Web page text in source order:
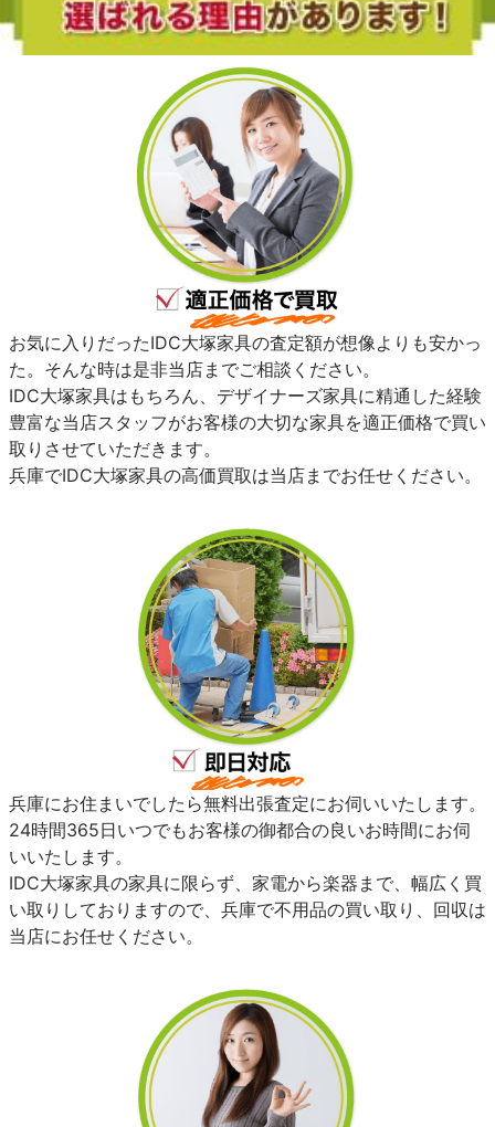
お気に入りだったIDC大塚家具の査定額が想像よりも安かっ
た。そんな時は是非当店までご相談ください。
IDC大塚家具はもちろん、デザイナーズ家具に精通した経験
豊富な当店スタッフがお客様の大切な家具を適正価格で買い
取りさせていただきます。
兵庫でIDC大塚家具の高価買取は当店までお任せください。
兵庫にお住まいでしたら無料出張査定にお伺いいたします。
24時間365日いつでもお客様の御都合の良いお時間にお伺
いいたします。
IDC大塚家具の家具に限らず、家電から楽器まで、幅広く買
い取りしておりますので、兵庫で不用品の買い取り、回収は
当店にお任せください。